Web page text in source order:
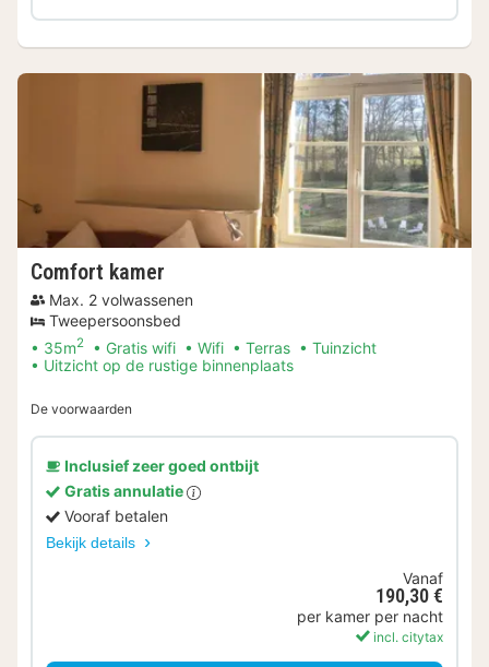
Comfort kamer
Max. 2 volwassenen
Tweepersoonsbed
35m2 Gratis wifi Wifi Terras
Tuinzicht
Uitzicht op de rustige binnenplaats
De voorwaarden
Inclusief zeer goed ontbijt
Gratis annulatie
Vooraf betalen
Bekijk details
Vanaf
190,30 €
per kamer per nacht
incl. citytax